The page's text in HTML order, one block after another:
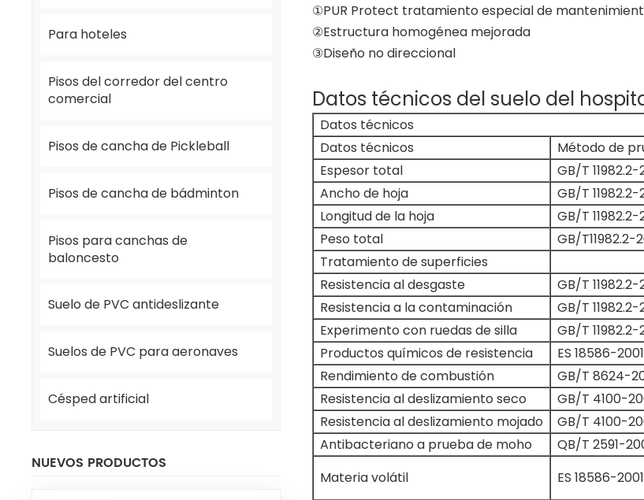
Para hoteles
Pisos del corredor del centro
comercial
Pisos de cancha de Pickleball
Pisos de cancha de bádminton
Pisos para canchas de
baloncesto
Suelo de PVC antideslizante
Suelos de PVC para aeronaves
Césped artificial
NUEVOS PRODUCTOS
①PUR Protect tratamiento especial de
②Estructura homogénea mejorada
③Diseño no direccional
Datos técnicos del suelo del
Datos técnicos
Datos técnicos
Método de
Espesor total
GB/T 11982.2-
Ancho de hoja
GB/T 11982.2-
Longitud de la hoja
GB/T 11982.2-
Peso total
GB/T11982.2-
Tratamiento de superficies
Resistencia al desgaste
GB/T 11982.2-
Resistencia a la contaminación
GB/T 11982.2-
Experimento con ruedas de silla
GB/T 11982.2-
Productos químicos de resistencia
ES 18586-2001
Rendimiento de combustión
GB/T 8624-
Resistencia al deslizamiento seco
GB/T 4100-
Resistencia al deslizamiento mojado
GB/T 4100-
Antibacteriano a prueba de moho
QB/T 2591-
Materia volátil
ES 18586-2001